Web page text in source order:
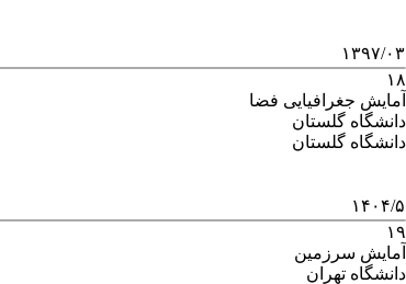
۱۳۹۷/۰۳
۱۸
آمایش جغرافیایی فضا
دانشگاه گلستان
دانشگاه گلستان
۱۴۰۴/۵
۱۹
آمایش سرزمین
دانشگاه تهران